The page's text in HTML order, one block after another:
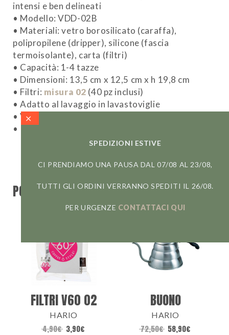
intensi e ben delineati
• Modello: VDD-02B
• Materiali: vetro borosilicato (caraffa),
polipropilene (dripper), silicone (fascia
termoisolante), carta (filtri)
• Capacità: 1-4 tazze
• Dimensioni: 13,5 cm x 12,5 cm x h 19,8 cm
• Filtri: misura 02 (40 pz inclusi)
• Adatto al lavaggio in lavastoviglie
• Vetro adatto alle alte temperature
• Prodotto in Giappone
POTREBBERO INTERESSARTI ANCHE...
FILTRI V60 02
HARIO
4,90€ 3,90€
BUONO
HARIO
72,50€ 58,90€
SPEDIZIONI ESTIVE
CI PRENDIAMO UNA PAUSA DAL 07/08 AL 23/08,
TUTTI GLI ORDINI VERRANNO SPEDITI IL 26/08.
PER URGENZE CONTATTACI QUI